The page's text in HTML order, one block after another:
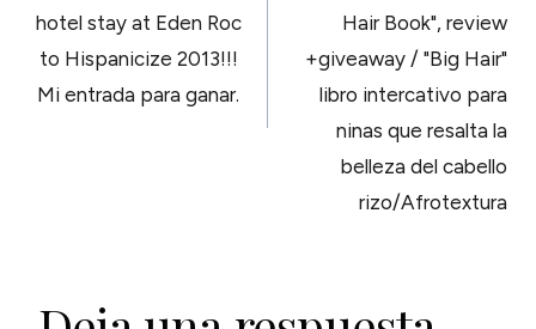
ENTRADAS
hotel stay at Eden Roc
to Hispanicize 2013!!!
Mi entrada para ganar.
Hair Book", review
+giveaway / "Big Hair"
libro intercativo para
ninas que resalta la
belleza del cabello
rizo/Afrotextura